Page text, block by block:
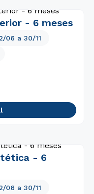
- 6 meses
06 a 30/11
- 6
06 a 30/11